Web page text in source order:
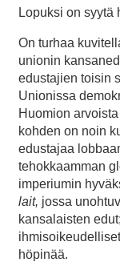
Lopuksi on syytä
On turhaa
unionin
edustajien toisin
Unionissa
Huomion
kohden on noin
edustajaa
tehokkaamman
imperiumin
lait, jossa
kansalaisten
höpinää.